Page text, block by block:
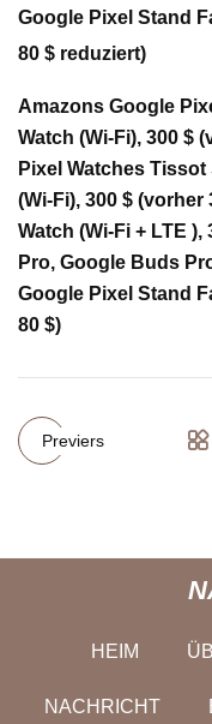
Google Pixel Stand
80 $ reduziert)
Amazons Google
Watch (Wi-Fi), 300 $
Pixel Watches
(Wi-Fi), 300 $ (vorher
Watch (Wi-Fi + LTE
Pro, Google Buds
Google Pixel Stand
80 $)
Previers
HEIM
NACHRICHT